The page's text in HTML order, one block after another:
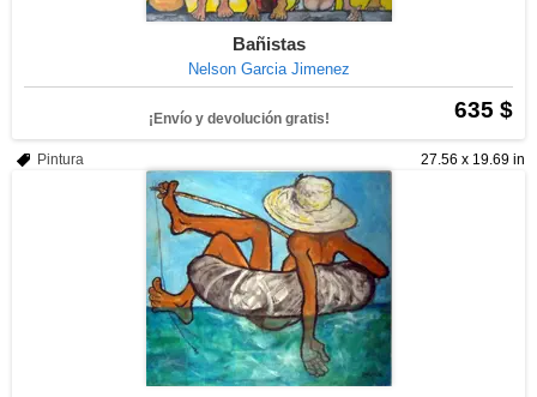
Bañistas
Nelson Garcia Jimenez
635 $
¡Envío y devolución gratis!
27.56 x 19.69 in
Pintura